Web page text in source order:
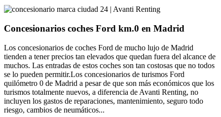
Concesionarios coches Ford km.0 en Madrid
Los concesionarios de coches Ford de mucho lujo de Madrid
tienden a tener precios tan elevados que quedan fuera del alcance de
muchos. Las entradas de estos coches son tan costosas que no todos
se lo pueden permitir.Los concesionarios de turismos Ford
quilómetro 0 de Madrid a pesar de que son más económicos que los
turismos totalmente nuevos, a diferencia de Avanti Renting, no
incluyen los gastos de reparaciones, mantenimiento, seguro todo
riesgo, cambios de neumáticos...